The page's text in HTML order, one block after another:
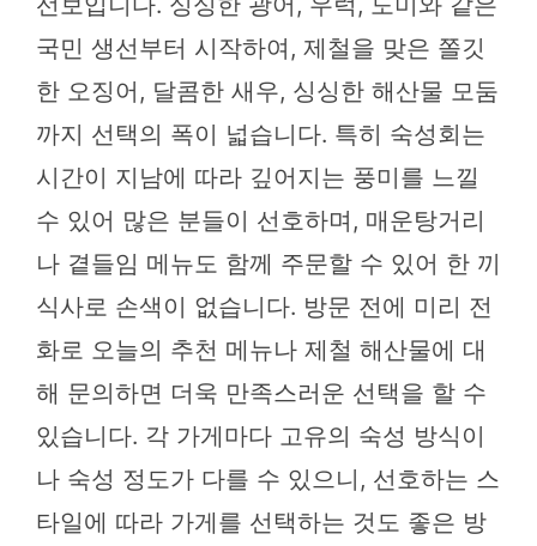
국민 생선부터 시작하여, 제철을 맞은 쫄깃
한 오징어, 달콤한 새우, 싱싱한 해산물 모둠
까지 선택의 폭이 넓습니다. 특히 숙성회는
시간이 지남에 따라 깊어지는 풍미를 느낄
수 있어 많은 분들이 선호하며, 매운탕거리
나 곁들임 메뉴도 함께 주문할 수 있어 한 끼
식사로 손색이 없습니다. 방문 전에 미리 전
화로 오늘의 추천 메뉴나 제철 해산물에 대
해 문의하면 더욱 만족스러운 선택을 할 수
있습니다. 각 가게마다 고유의 숙성 방식이
나 숙성 정도가 다를 수 있으니, 선호하는 스
타일에 따라 가게를 선택하는 것도 좋은 방